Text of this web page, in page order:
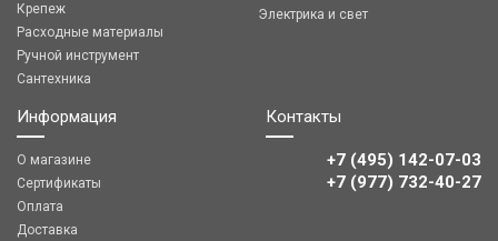
Крепеж
Расходные материалы
Ручной инструмент
Сантехника
Электрика и свет
Информация
О магазине
Сертификаты
Оплата
Доставка
Контакты
+7 (495) 142-07-03
‎‎+7 (977) 732-40-27